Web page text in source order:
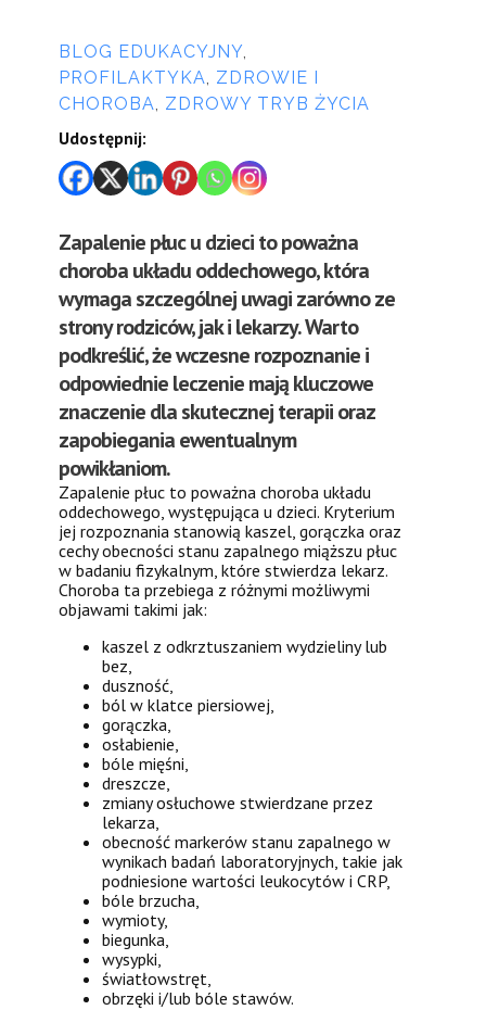
BLOG EDUKACYJNY,
PROFILAKTYKA, ZDROWIE I
CHOROBA, ZDROWY TRYB ŻYCIA
Udostępnij:
Zapalenie płuc u dzieci to poważna
choroba układu oddechowego, która
wymaga szczególnej uwagi zarówno ze
strony rodziców, jak i lekarzy. Warto
podkreślić, że wczesne rozpoznanie i
odpowiednie leczenie mają kluczowe
znaczenie dla skutecznej terapii oraz
zapobiegania ewentualnym
powikłaniom.
Zapalenie płuc to poważna choroba układu
oddechowego, występująca u dzieci. Kryterium
jej rozpoznania stanowią kaszel, gorączka oraz
cechy obecności stanu zapalnego miąższu płuc
w badaniu fizykalnym, które stwierdza lekarz.
Choroba ta przebiega z różnymi możliwymi
objawami takimi jak:
kaszel z odkrztuszaniem wydzieliny lub
bez,
duszność,
ból w klatce piersiowej,
gorączka,
osłabienie,
bóle mięśni,
dreszcze,
zmiany osłuchowe stwierdzane przez
lekarza,
obecność markerów stanu zapalnego w
wynikach badań laboratoryjnych, takie jak
podniesione wartości leukocytów i CRP,
bóle brzucha,
wymioty,
biegunka,
wysypki,
światłowstręt,
obrzęki i/lub bóle stawów.